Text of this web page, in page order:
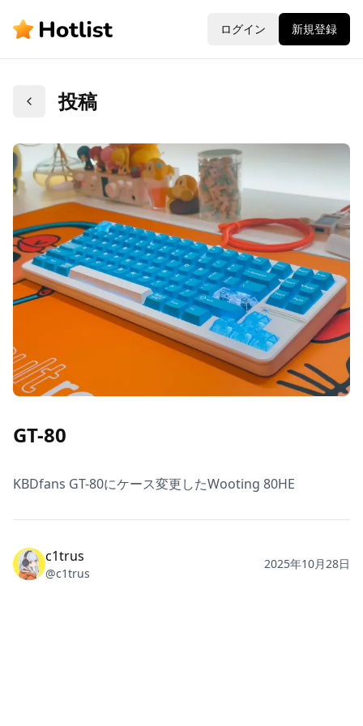
ログイン 新規登録
戻る 投稿
GT-80
KBDfans GT-80にケース変更したWooting 80HE
c1trus
@c1trus
2025年10月28日